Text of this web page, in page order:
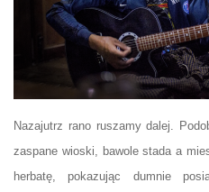
Nazajutrz rano ruszamy dalej.
zaspane wioski, bawole stada a
herbatę, pokazując dumnie